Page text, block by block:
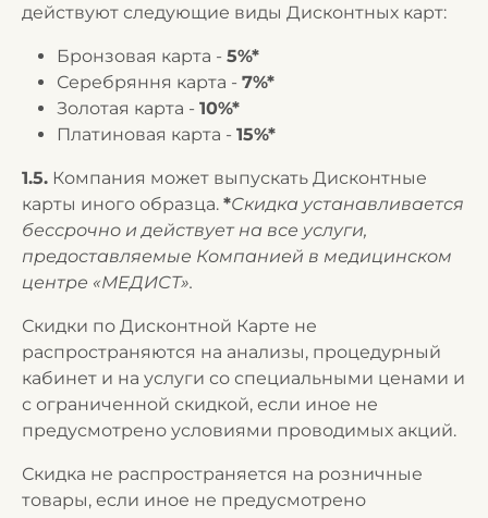
действуют следующие виды Дисконтных карт:
Бронзовая карта - 5%*
Серебряння карта - 7%*
Золотая карта - 10%*
Платиновая карта - 15%*
1.5. Компания может выпускать Дисконтные
карты иного образца. *Скидка устанавливается
бессрочно и действует на все услуги,
предоставляемые Компанией в медицинском
центре «МЕДИСТ».
Скидки по Дисконтной Карте не
распространяются на анализы, процедурный
кабинет и на услуги со специальными ценами и
с ограниченной скидкой, если иное не
предусмотрено условиями проводимых акций.
Скидка не распространяется на розничные
товары, если иное не предусмотрено